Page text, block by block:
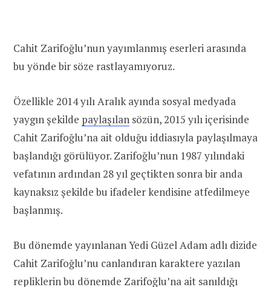
Cahit Zarifoğlu’nun yayımlanmış eserleri arasında
bu yönde bir söze rastlayamıyoruz.
Özellikle 2014 yılı Aralık ayında sosyal medyada
yaygın şekilde paylaşılan sözün, 2015 yılı içerisinde
Cahit Zarifoğlu’na ait olduğu iddiasıyla paylaşılmaya
başlandığı görülüyor. Zarifoğlu’nun 1987 yılındaki
vefatının ardından 28 yıl geçtikten sonra bir anda
kaynaksız şekilde bu ifadeler kendisine atfedilmeye
başlanmış.
Bu dönemde yayınlanan Yedi Güzel Adam adlı dizide
Cahit Zarifoğlu’nu canlandıran karaktere yazılan
repliklerin bu dönemde Zarifoğlu’na ait sanıldığı